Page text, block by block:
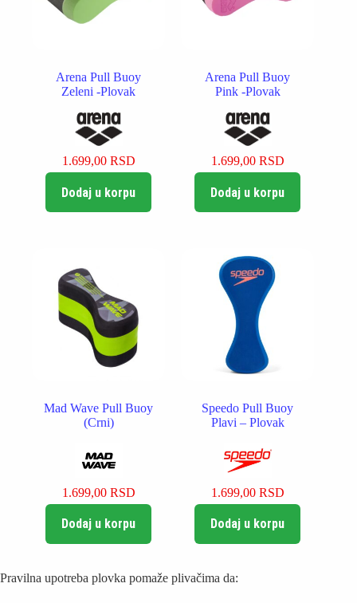
Arena Pull Buoy
Zeleni -Plovak
1.699,00 RSD
Dodaj u korpu
Arena Pull Buoy
Pink -Plovak
1.699,00 RSD
Dodaj u korpu
Mad Wave Pull Buoy
(Crni)
1.699,00 RSD
Dodaj u korpu
Speedo Pull Buoy
Plavi – Plovak
1.699,00 RSD
Dodaj u korpu
Pravilna upotreba plovka pomaže plivačima da: